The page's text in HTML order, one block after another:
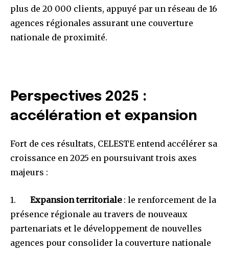
plus de 20 000 clients, appuyé par un réseau de 16
agences régionales assurant une couverture
nationale de proximité.
Perspectives 2025 :
accélération et expansion
Fort de ces résultats, CELESTE entend accélérer sa
croissance en 2025 en poursuivant trois axes
majeurs :
1. Expansion territoriale: le renforcement de la
présence régionale au travers de nouveaux
partenariats et le développement de nouvelles
agences pour consolider la couverture nationale